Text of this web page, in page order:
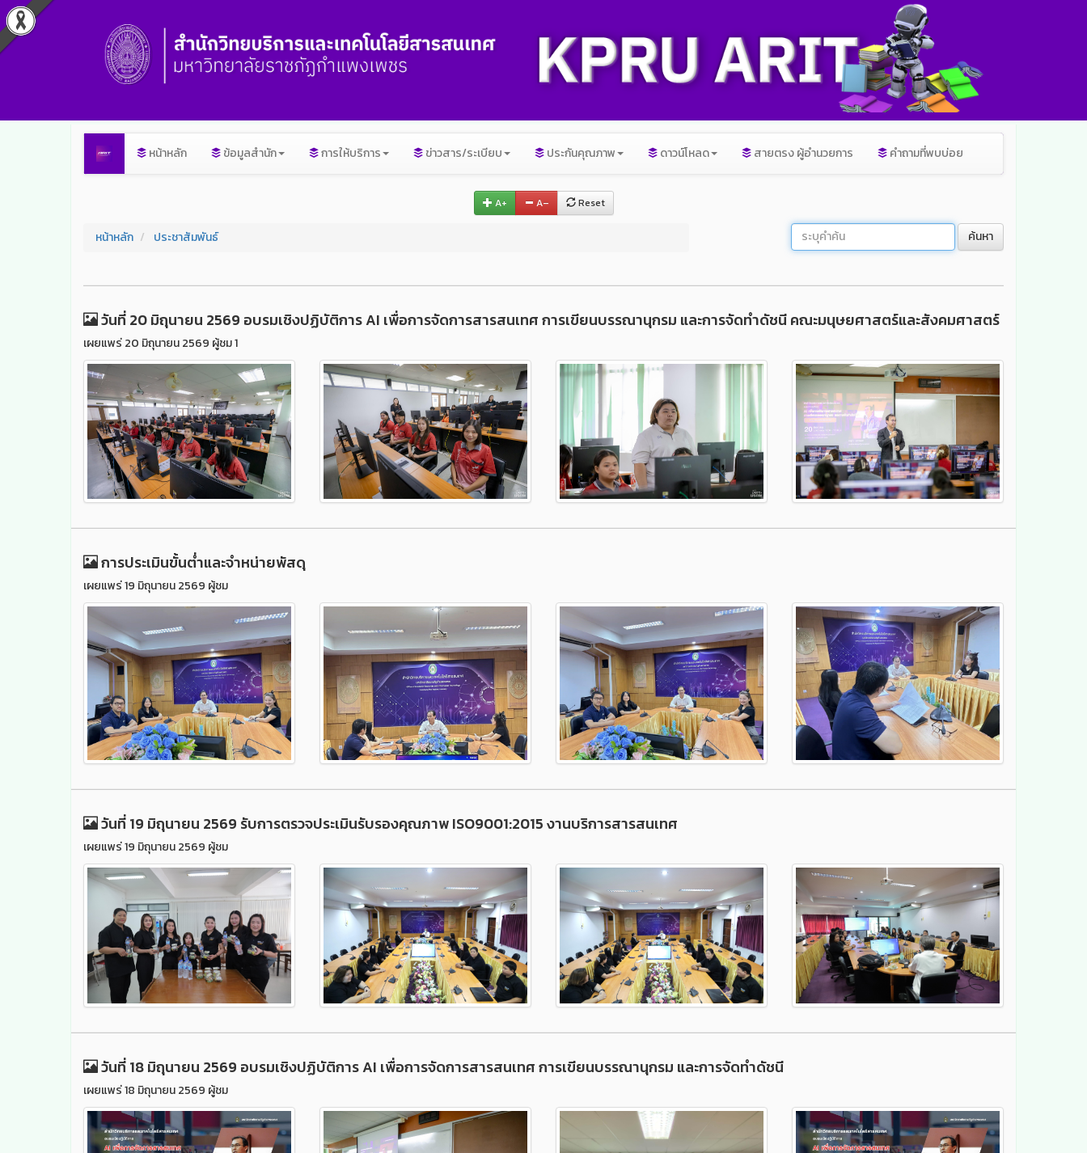
หน้าหลัก ข้อมูลสำนัก การให้บริการ ข่าวสาร/ระเบียบ ประกันคุณภาพ ดาวน์โหลด สายตรง ผู้อำนวยการ คำถามที่พบบ่อย
A+ A– Reset
หน้าหลัก ประชาสัมพันธ์ ค้นหา
วันที่ 20 มิถุนายน 2569 อบรมเชิงปฏิบัติการ AI เพื่อการจัดการสารสนเทศ การเขียนบรรณานุกรม และการจัดทำดัชนี คณะมนุษยศาสตร์และสังคมศาสตร์
เผยแพร่ 20 มิถุนายน 2569 ผู้ชม 1
การประเมินขั้นต่ำและจำหน่ายพัสดุ
เผยแพร่ 19 มิถุนายน 2569 ผู้ชม
วันที่ 19 มิถุนายน 2569 รับการตรวจประเมินรับรองคุณภาพ ISO9001:2015 งานบริการสารสนเทศ
เผยแพร่ 19 มิถุนายน 2569 ผู้ชม
วันที่ 18 มิถุนายน 2569 อบรมเชิงปฏิบัติการ AI เพื่อการจัดการสารสนเทศ การเขียนบรรณานุกรม และการจัดทำดัชนี
เผยแพร่ 18 มิถุนายน 2569 ผู้ชม